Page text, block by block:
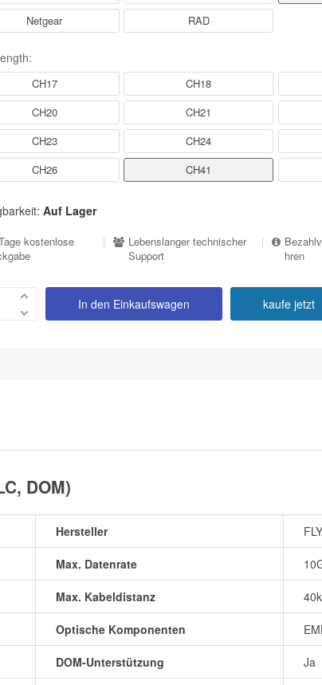
Netgear
RAD
CH17 CH18
CH20
CH21
CH23
CH24
CH26
CH41
Auf Lager
kostenlose
|
Lebenslanger technischer
Support
|
hren
In den Einkaufswagen kaufe jetzt
DOM)
Hersteller
Max. Datenrate
Max. Kabeldistanz
Optische Komponenten
DOM-Unterstützung Ja